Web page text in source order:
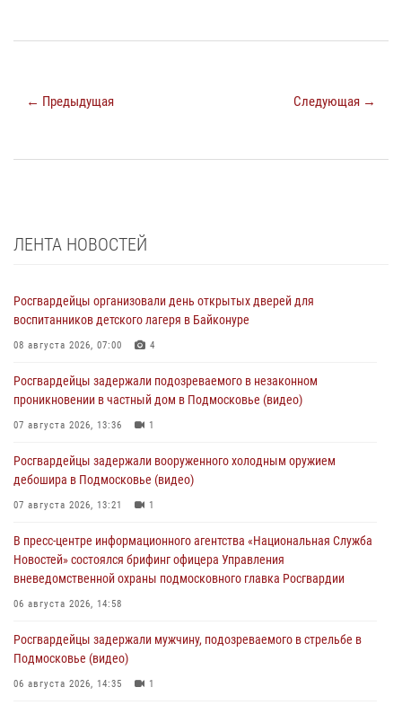
← Предыдущая Следующая →
ЛЕНТА НОВОСТЕЙ
Росгвардейцы организовали день открытых дверей для
воспитанников детского лагеря в Байконуре
08 августа 2026, 07:00 4
Росгвардейцы задержали подозреваемого в незаконном
проникновении в частный дом в Подмосковье (видео)
07 августа 2026, 13:36 1
Росгвардейцы задержали вооруженного холодным оружием
дебошира в Подмосковье (видео)
07 августа 2026, 13:21 1
В пресс-центре информационного агентства «Национальная Служба
Новостей» состоялся брифинг офицера Управления
вневедомственной охраны подмосковного главка Росгвардии
06 августа 2026, 14:58
Росгвардейцы задержали мужчину, подозреваемого в стрельбе в
Подмосковье (видео)
06 августа 2026, 14:35 1